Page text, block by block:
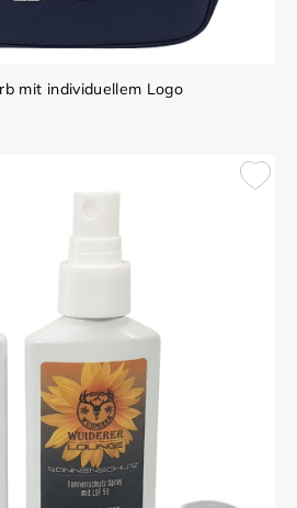
mit individuellem Logo